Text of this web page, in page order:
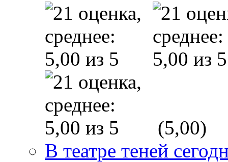
(5,00)
В театре теней